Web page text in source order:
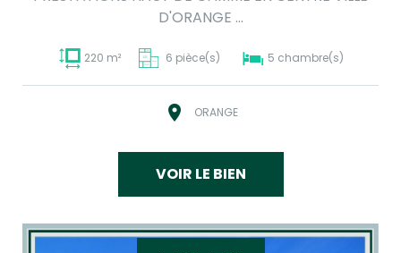
D'ORANGE ...
220 m² 6 pièce(s) 5 chambre(s)
ORANGE
VOIR LE BIEN